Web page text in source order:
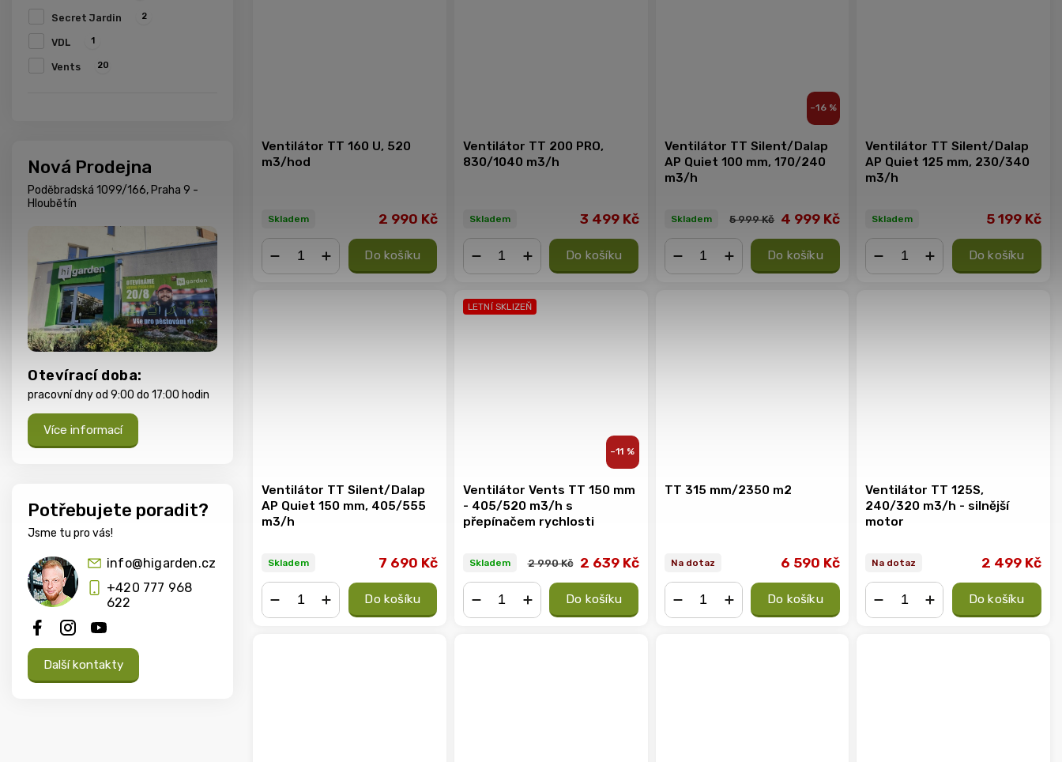
Secret Jardin 2
VDL 1
Vents 20
Nová Prodejna
Poděbradská 1099/166, Praha 9 -
Hloubětín
Otevírací doba:
pracovní dny od 9:00 do 17:00 hodin
Více informací
Potřebujete poradit?
Jsme tu pro vás!
info@higarden.cz
+420 777 968
622
Další kontakty
Ventilátor TT 160 U, 520
m3/hod
Skladem 2 990 Kč
Do košíku
Ventilátor TT 200 PRO,
830/1040 m3/h
Skladem 3 499 Kč
Do košíku
–16 %
Ventilátor TT Silent/Dalap
AP Quiet 100 mm, 170/240
m3/h
Skladem 5 999 Kč 4 999 Kč
Do košíku
Ventilátor TT Silent/Dalap
AP Quiet 125 mm, 230/340
m3/h
Skladem 5 199 Kč
Do košíku
Ventilátor TT Silent/Dalap
AP Quiet 150 mm, 405/555
m3/h
Skladem 7 690 Kč
Do košíku
LETNÍ SKLIZEŇ
–11 %
Ventilátor Vents TT 150 mm
- 405/520 m3/h s
přepínačem rychlosti
Skladem 2 990 Kč 2 639 Kč
Do košíku
TT 315 mm/2350 m2
Na dotaz 6 590 Kč
Do košíku
Ventilátor TT 125S,
240/320 m3/h - silnější
motor
Na dotaz 2 499 Kč
Do košíku